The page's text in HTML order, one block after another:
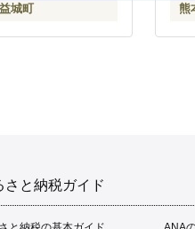
城町 熊
さと納税ガイド